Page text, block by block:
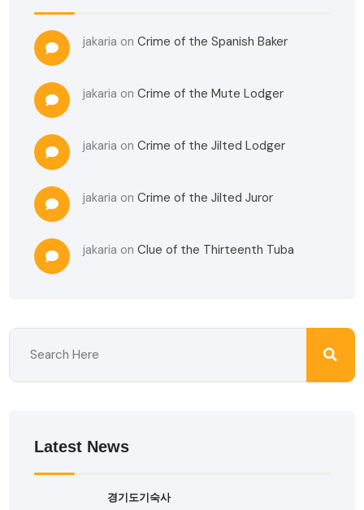
jakaria onCrime of the Spanish Baker
jakaria onCrime of the Mute Lodger
jakaria onCrime of the Jilted Lodger
jakaria onCrime of the Jilted Juror
jakaria onClue of the Thirteenth Tuba
Latest News
경기도기숙사